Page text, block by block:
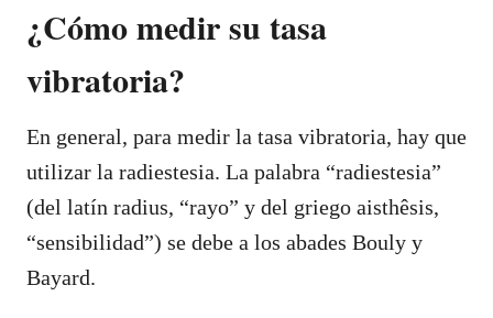
¿Cómo medir su tasa
vibratoria?
En general, para medir la tasa vibratoria, hay que
utilizar la radiestesia. La palabra “radiestesia”
(del latín radius, “rayo” y del griego aisthêsis,
“sensibilidad”) se debe a los abades Bouly y
Bayard.